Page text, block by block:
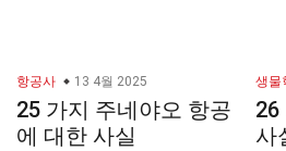
항공사 13 4월 2025
25 가지 주네야오 항공
에 대한 사실
생물
26
사